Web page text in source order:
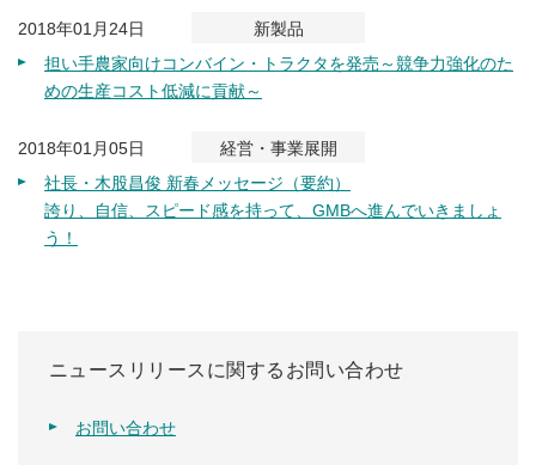
2018年01月24日
新製品
担い手農家向けコンバイン・トラクタを発売～競争力強化のた
めの生産コスト低減に貢献～
2018年01月05日
経営・事業展開
社長・木股昌俊 新春メッセージ（要約）
誇り、自信、スピード感を持って、GMBへ進んでいきましょ
う！
ニュースリリースに関するお問い合わせ
お問い合わせ